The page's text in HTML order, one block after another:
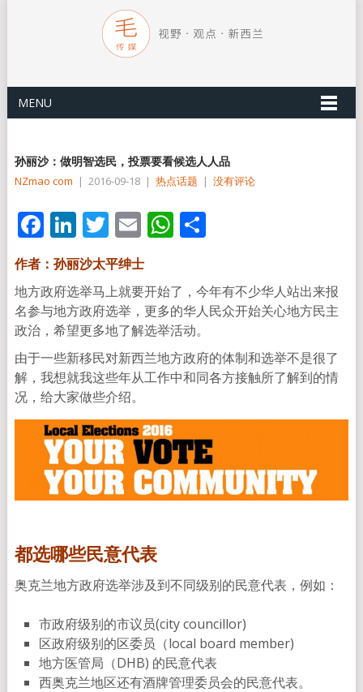
MENU
孙丽沙：做明智选民，投票要看候选人人品
NZmao com | 2016-09-18 | 热点话题 | 没有评论
Facebook
LinkedIn
Twitter
EmailWhatsApp
分
作者：孙丽沙太平绅士
地方政府选举马上就要开始了，今年有不少华人站出来报
名参与地方政府选举，更多的华人民众开始关心地方民主
政治，希望更多地了解选举活动。
由于一些新移民对新西兰地方政府的体制和选举不是很了
解，我想就我这些年从工作中和同各方接触所了解到的情
况，给大家做些介绍。
都选哪些民意代表
奥克兰地方政府选举涉及到不同级别的民意代表，例如：
市政府级别的市议员(city councillor)
区政府级别的区委员（local board member)
地方医管局（DHB) 的民意代表
西奥克兰地区还有酒牌管理委员会的民意代表。